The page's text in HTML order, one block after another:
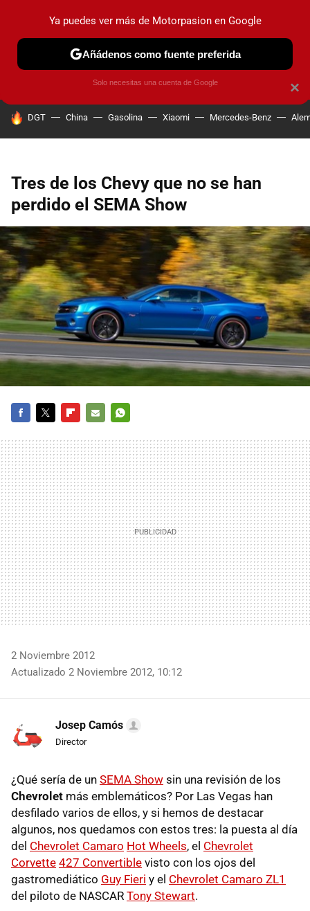
PRUEBAS COCHES ELÉCTRICOS OBSERVATORIO
HOY SE HABLA DE
DGT China Gasolina Xiaomi Mercedes-Benz
Tres de los Chevy que no se han
perdido el SEMA Show
MAIL
2 Noviembre 2012
Actualizado 2 Noviembre 2012, 10:12
Josep Camós
Director
¿Qué sería de un SEMA Show sin una revisión de los
Chevrolet más emblemáticos? Por Las Vegas han
desfilado varios de ellos, y si hemos de destacar
algunos, nos quedamos con estos tres: la puesta al día
del Chevrolet Camaro Hot Wheels, el Chevrolet
Corvette 427 Convertible visto con los ojos del
gastromediático Guy Fieri y el Chevrolet Camaro ZL1
del piloto de NASCAR Tony Stewart.
×
Ya puedes ver más de Motorpasion en Google
Añádenos como fuente preferida
Solo necesitas una cuenta de Google